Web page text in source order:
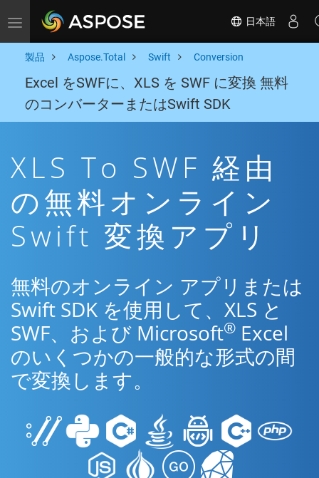
Toggle navigation 日本語
製品 Aspose.Total Swift Conversion
Excel をSWFに、XLS を SWF に変換 無料
のコンバーターまたはSwift SDK
XLS To SWF 経由
の無料オンライン
Swift 変換アプリ
無料のオンライン アプリまたは
Swift SDK を使用して、XLS と
SWF、および Microsoft® Excel
のいくつかの一般的な形式の間
で変換します。